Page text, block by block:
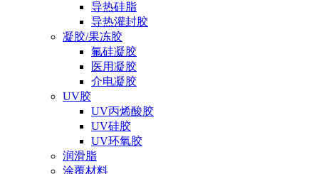
导热硅脂
导热灌封胶
凝胶/果冻胶
氟硅凝胶
医用凝胶
介电凝胶
UV胶
UV丙烯酸胶
UV硅胶
UV环氧胶
润滑脂
涂覆材料